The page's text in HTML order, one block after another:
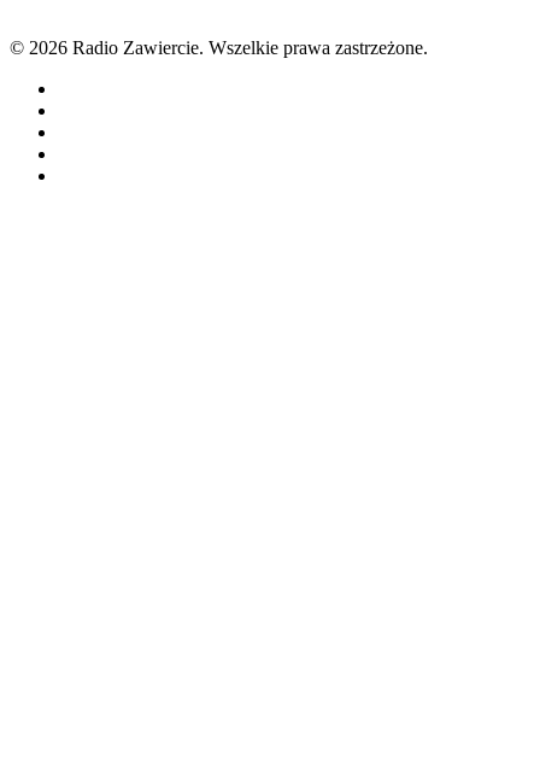
© 2026 Radio Zawiercie. Wszelkie prawa zastrzeżone.